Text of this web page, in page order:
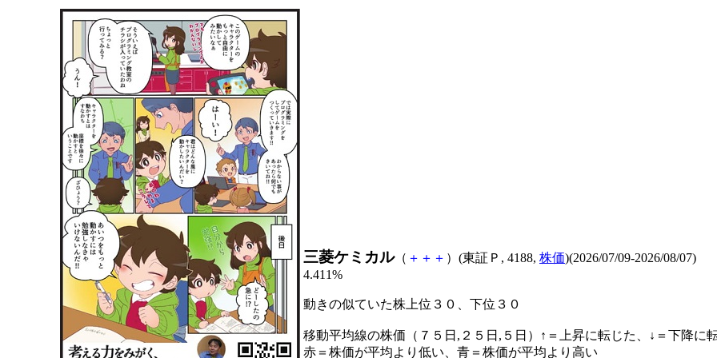
三菱ケミカル（ ＋ ＋ ＋ ）(東証Ｐ, 4188, 株価)(2026/07/09-2026/08/07)
4.411%
動きの似ていた株上位３０、下位３０
移動平均線の株価（７５日,２５日,５日）↑＝上昇に転じた、↓＝下降に
赤＝株価が平均より低い、青＝株価が平均より高い